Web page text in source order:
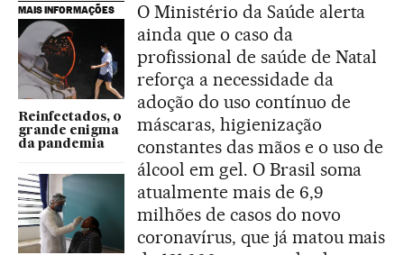
MAIS INFORMAÇÕES
Reinfectados, o
grande enigma
da pandemia
O Ministério da Saúde alerta
ainda que o caso da
profissional de saúde de Natal
reforça a necessidade da
adoção do uso contínuo de
máscaras, higienização
constantes das mãos e o uso de
álcool em gel. O Brasil soma
atualmente mais de 6,9
milhões de casos do novo
coronavírus, que já matou mais